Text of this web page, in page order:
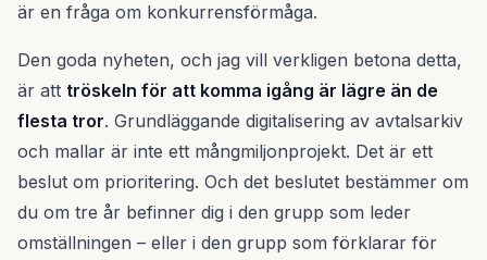
är en fråga om konkurrensförmåga.
Den goda nyheten, och jag vill verkligen betona detta,
är att tröskeln för att komma igång är lägre än de
flesta tror. Grundläggande digitalisering av avtalsarkiv
och mallar är inte ett mångmiljonprojekt. Det är ett
beslut om prioritering. Och det beslutet bestämmer om
du om tre år befinner dig i den grupp som leder
omställningen – eller i den grupp som förklarar för